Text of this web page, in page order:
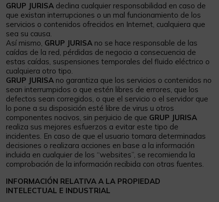
GRUP JURISA declina cualquier responsabilidad en caso de
que existan interrupciones o un mal funcionamiento de los
servicios o contenidos ofrecidos en Internet, cualquiera que
sea su causa.
Así mismo, GRUP JURISA no se hace responsable de las
caídas de la red, pérdidas de negocio a consecuencia de
estas caídas, suspensiones temporales del fluido eléctrico o
cualquiera otro tipo.
GRUP JURISA no garantiza que los servicios o contenidos no
sean interrumpidos o que estén libres de errores, que los
defectos sean corregidos, o que el servicio o el servidor que
lo pone a su disposición esté libre de virus u otros
componentes nocivos, sin perjuicio de que GRUP JURISA
realiza sus mejores esfuerzos a evitar este tipo de
incidentes. En caso de que el usuario tomara determinadas
decisiones o realizara acciones en base a la información
incluida en cualquier de los “websites”, se recomienda la
comprobación de la información recibida con otras fuentes.
INFORMACIÓN RELATIVA A LA PROPIEDAD
INTELECTUAL E INDUSTRIAL